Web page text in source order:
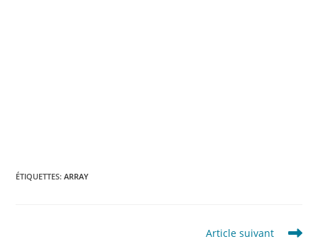
ÉTIQUETTES:ARRAY
Article suivant